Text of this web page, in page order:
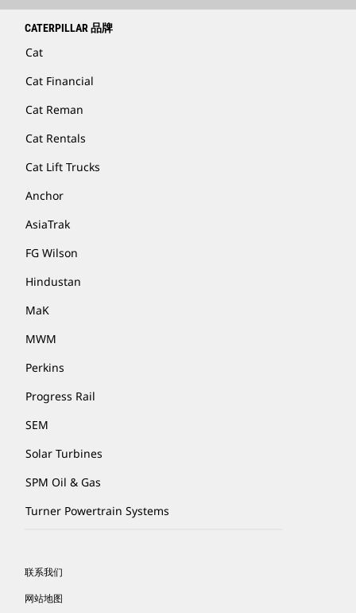
CATERPILLAR 品牌
Cat
Cat Financial
Cat Reman
Cat Rentals
Cat Lift Trucks
Anchor
AsiaTrak
FG Wilson
Hindustan
MaK
MWM
Perkins
Progress Rail
SEM
Solar Turbines
SPM Oil & Gas
Turner Powertrain Systems
联系我们
网站地图